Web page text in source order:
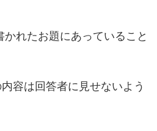
れたお題にあっていること
容は回答者に見せないよう